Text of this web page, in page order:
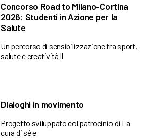
Concorso Road to Milano-Cortina
2026: Studenti in Azione per la
Salute
Un percorso di sensibilizzazione tra sport,
salute e creatività Il
Dialoghi in movimento
Progetto sviluppato col patrocinio di La
cura di sé e